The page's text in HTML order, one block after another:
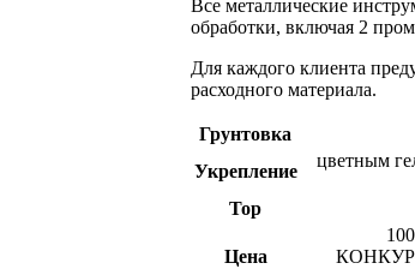
Все металлические
обработки, включая 2
Для каждого клиента
расходного материала.
Грунтовка
Укрепление
цветным
Top
Цена